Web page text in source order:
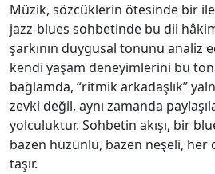
Müzik, sözcüklerin ötesinde bir
jazz‑blues sohbetinde bu dil
şarkının duygusal tonunu analiz
kendi yaşam deneyimlerini bu
bağlamda, “ritmik arkadaşlık”
zevki değil, aynı zamanda
yolculuktur. Sohbetin akışı, bir
bazen hüzünlü, bazen neşeli,
taşır.